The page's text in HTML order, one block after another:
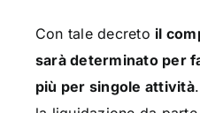
Con tale decreto il
sarà determinato per
più per singole attività